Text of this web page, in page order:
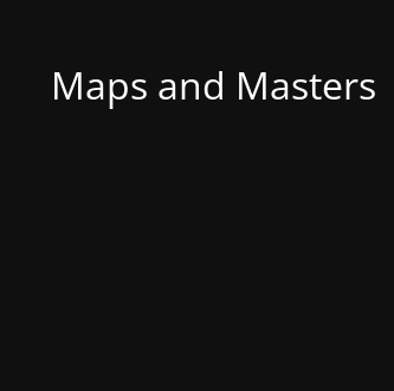
Maps and Masters